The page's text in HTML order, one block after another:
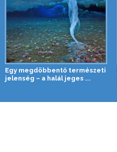
Egy megdöbbentő természeti
jelenség – a halál jeges ...